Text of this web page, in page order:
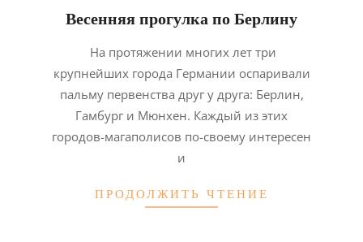
Весенняя прогулка по Берлину
22
На протяжении многих лет три
крупнейших города Германии оспаривали
пальму первенства друг у друга: Берлин,
Гамбург и Мюнхен. Каждый из этих
городов-магаполисов по-своему интересен
и
ПРОДОЛЖИТЬ ЧТЕНИЕ